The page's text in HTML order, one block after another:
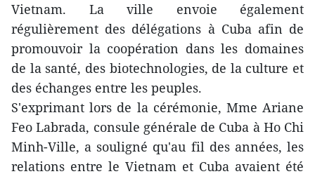
Vietnam. La ville envoie également
régulièrement des délégations à Cuba afin de
promouvoir la coopération dans les domaines
de la santé, des biotechnologies, de la culture et
des échanges entre les peuples.
S'exprimant lors de la cérémonie, Mme Ariane
Feo Labrada, consule générale de Cuba à Ho Chi
Minh-Ville, a souligné qu'au fil des années, les
relations entre le Vietnam et Cuba avaient été